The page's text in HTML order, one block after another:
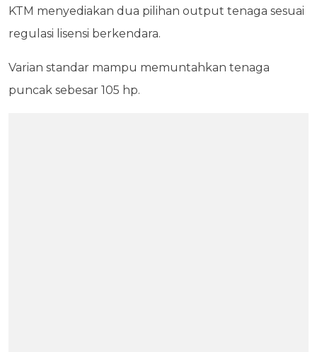
KTM menyediakan dua pilihan output tenaga sesuai
regulasi lisensi berkendara.
Varian standar mampu memuntahkan tenaga
puncak sebesar 105 hp.